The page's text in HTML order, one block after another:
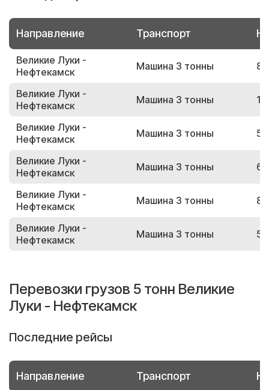
Направление Транспорт
Великие Луки -
Нефтекамск
Машина 3 тонны
Великие Луки -
Нефтекамск
Машина 3 тонны
Великие Луки -
Нефтекамск
Машина 3 тонны
Великие Луки -
Нефтекамск
Машина 3 тонны
Великие Луки -
Нефтекамск
Машина 3 тонны
Великие Луки -
Нефтекамск
Машина 3 тонны
Перевозки грузов 5 тонн Великие
Луки - Нефтекамск
Последние рейсы
Направление Транспорт